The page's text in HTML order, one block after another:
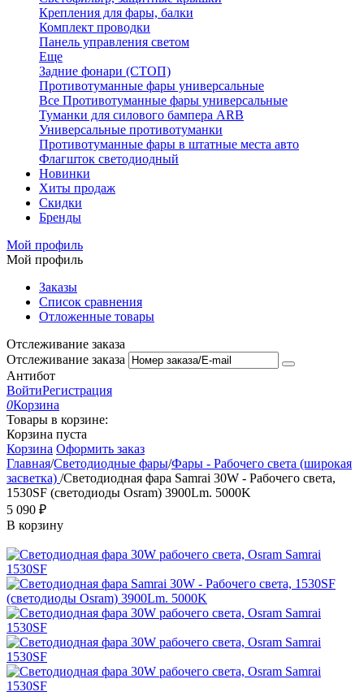
Крепления для фары, балки
Комплект проводки
Панель управления светом
Еще
Задние фонари (СТОП)
Противотуманные фары универсальные
Все Противотуманные фары универсальные
Туманки для силового бампера ARB
Универсальные противотуманки
Противотуманные фары в штатные места авто
Флагшток светодиодный
Новинки
Хиты продаж
Скидки
Бренды
Мой профиль
Мой профиль
Заказы
Список сравнения
Отложенные товары
Отслеживание заказа
Отслеживание заказа
Антибот
ВойтиРегистрация
0Корзина
Товары в корзине:
Корзина пуста
Корзина Оформить заказ
Главная/Светодиодные фары/Фары - Рабочего света (широкая
засветка) /Светодиодная фара Samrai 30W - Рабочего света,
1530SF (светодиоды Osram) 3900Lm. 5000K
5 090 ₽
В корзину